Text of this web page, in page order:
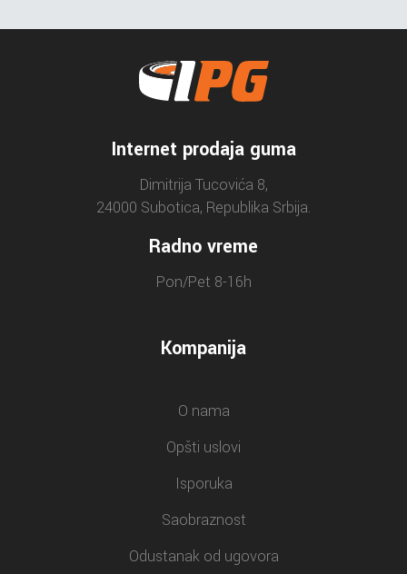
Internet prodaja guma
Dimitrija Tucovića 8,
24000 Subotica, Republika Srbija.
Radno vreme
Pon/Pet 8-16h
Kompanija
O nama
Opšti uslovi
Isporuka
Saobraznost
Odustanak od ugovora